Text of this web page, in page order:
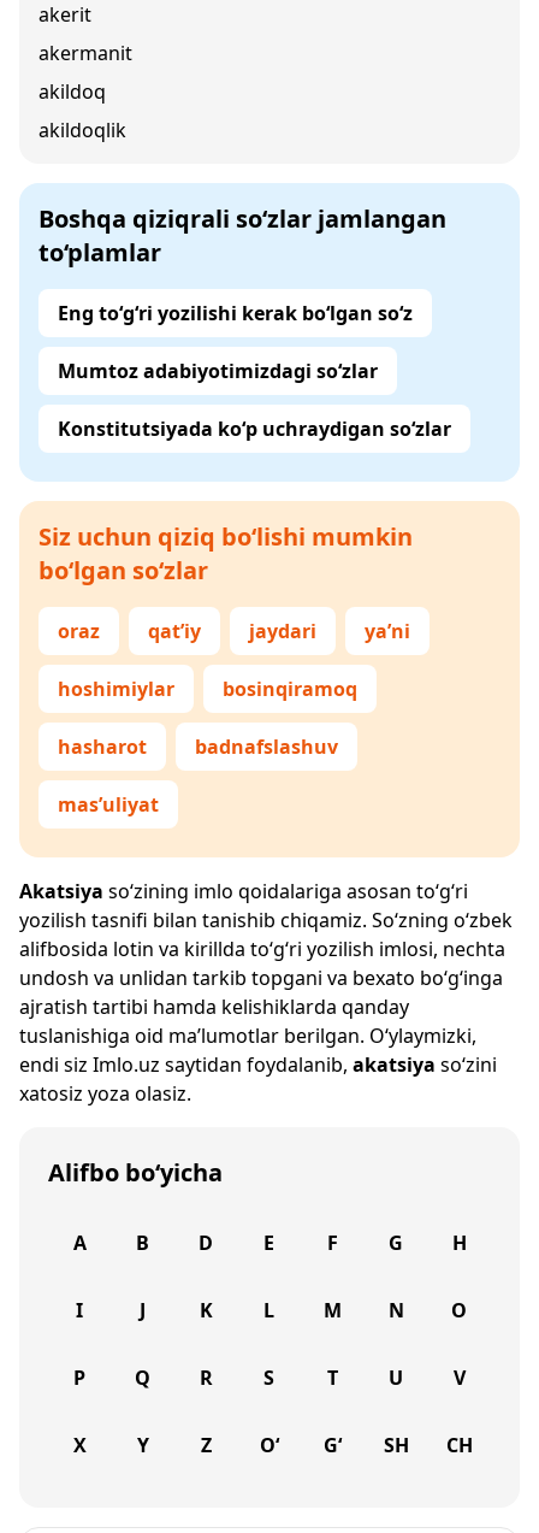
akerit
akermanit
akildoq
akildoqlik
Boshqa qiziqrali so‘zlar jamlangan
to‘plamlar
Eng to‘g‘ri yozilishi kerak bo‘lgan so‘z
Mumtoz adabiyotimizdagi so‘zlar
Konstitutsiyada ko‘p uchraydigan so‘zlar
Siz uchun qiziq bo‘lishi mumkin
bo‘lgan so‘zlar
oraz qat’iy jaydari ya’ni
hoshimiylar bosinqiramoq
hasharot badnafslashuv
mas’uliyat
Akatsiya so‘zining imlo qoidalariga asosan to‘g‘ri
yozilish tasnifi bilan tanishib chiqamiz. So‘zning o‘zbek
alifbosida lotin va kirillda to‘g‘ri yozilish imlosi, nechta
undosh va unlidan tarkib topgani va bexato bo‘g‘inga
ajratish tartibi hamda kelishiklarda qanday
tuslanishiga oid ma’lumotlar berilgan. O‘ylaymizki,
endi siz Imlo.uz saytidan foydalanib, akatsiya so‘zini
xatosiz yoza olasiz.
Alifbo bo‘yicha
A B D E F G H
I J K L M N O
P Q R S T U V
X Y Z O‘ G‘ SH CH